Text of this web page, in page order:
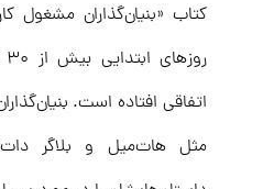
کتاب «بنیان‌گذاران مشغول
اتفاقی افتاده است.
مثل هات‌میل و بلاگر